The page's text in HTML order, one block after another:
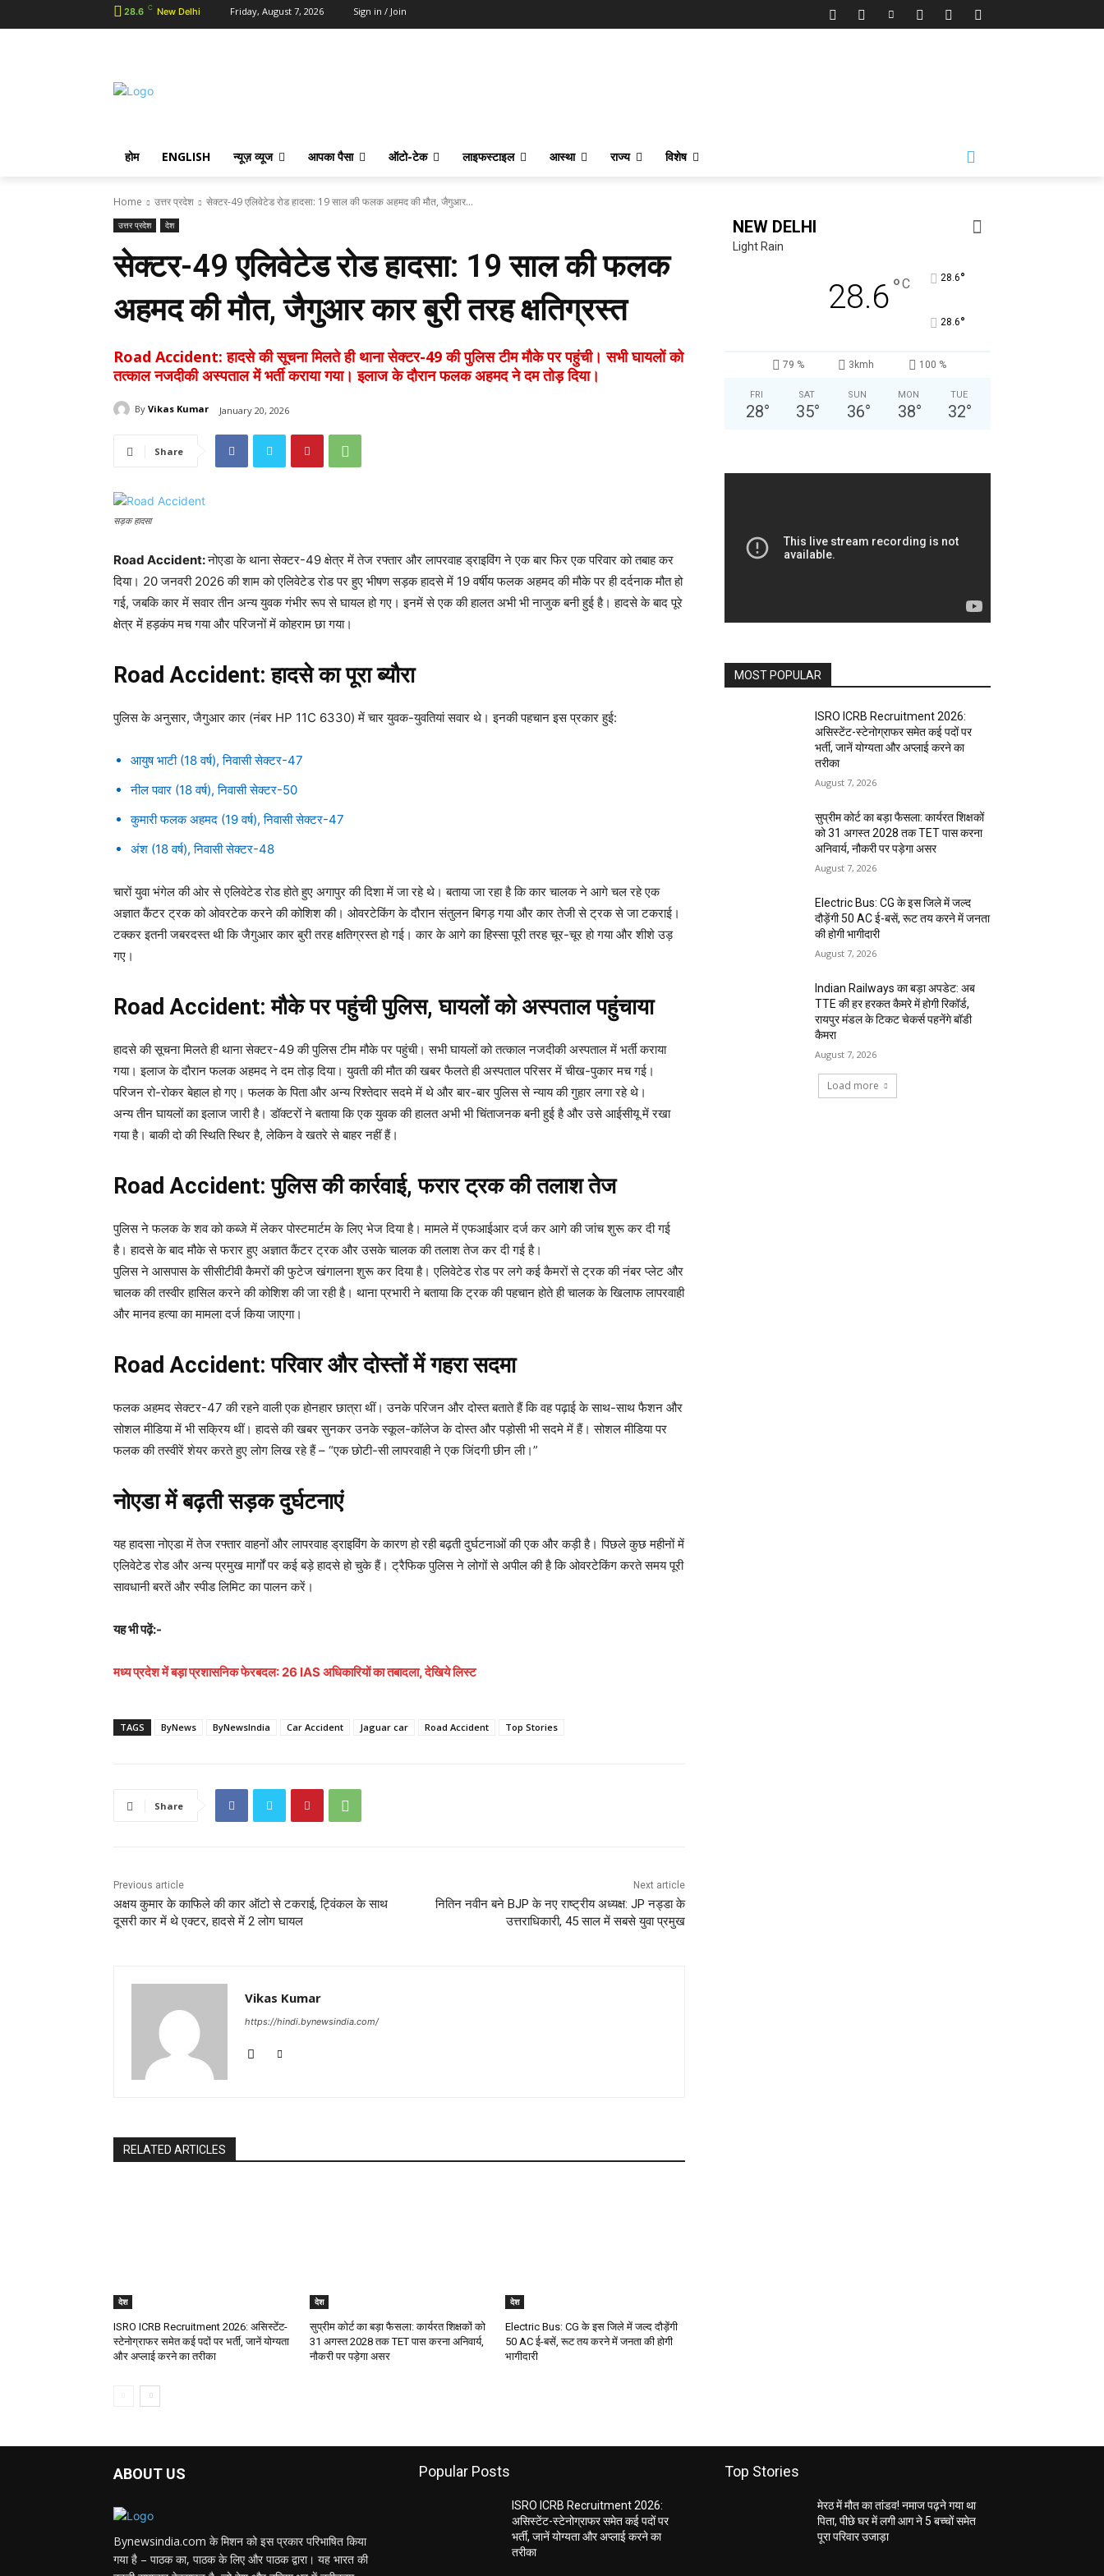
28.6 C New Delhi Friday, August 7, 2026 Sign in / Join
होम ENGLISH न्यूज़ व्यूज आपका पैसा ऑटो-टेक लाइफस्टाइल आस्था राज्य विशेष
Home उत्तर प्रदेश सेक्टर-49 एलिवेटेड रोड हादसा: 19 साल की फलक अहमद की मौत, जैगुआर...
उत्तर प्रदेश देश
सेक्टर-49 एलिवेटेड रोड हादसा: 19 साल की फलक
अहमद की मौत, जैगुआर कार बुरी तरह क्षतिग्रस्त
Road Accident: हादसे की सूचना मिलते ही थाना सेक्टर-49 की पुलिस टीम मौके पर पहुंची। सभी घायलों को
तत्काल नजदीकी अस्पताल में भर्ती कराया गया। इलाज के दौरान फलक अहमद ने दम तोड़ दिया।
By Vikas Kumar January 20, 2026
Share
सड़क हादसा
Road Accident:नोएडा के थाना सेक्टर-49 क्षेत्र में तेज रफ्तार और लापरवाह ड्राइविंग ने एक बार फिर एक परिवार को तबाह कर
दिया। 20 जनवरी 2026 की शाम को एलिवेटेड रोड पर हुए भीषण सड़क हादसे में 19 वर्षीय फलक अहमद की मौके पर ही दर्दनाक मौत हो
गई, जबकि कार में सवार तीन अन्य युवक गंभीर रूप से घायल हो गए। इनमें से एक की हालत अभी भी नाजुक बनी हुई है। हादसे के बाद पूरे
क्षेत्र में हड़कंप मच गया और परिजनों में कोहराम छा गया।
Road Accident: हादसे का पूरा ब्यौरा
पुलिस के अनुसार, जैगुआर कार (नंबर HP 11C 6330) में चार युवक-युवतियां सवार थे। इनकी पहचान इस प्रकार हुई:
आयुष भाटी (18 वर्ष), निवासी सेक्टर-47
नील पवार (18 वर्ष), निवासी सेक्टर-50
कुमारी फलक अहमद (19 वर्ष), निवासी सेक्टर-47
अंश (18 वर्ष), निवासी सेक्टर-48
चारों युवा भंगेल की ओर से एलिवेटेड रोड होते हुए अगापुर की दिशा में जा रहे थे। बताया जा रहा है कि कार चालक ने आगे चल रहे एक
अज्ञात कैंटर ट्रक को ओवरटेक करने की कोशिश की। ओवरटेकिंग के दौरान संतुलन बिगड़ गया और कार तेजी से ट्रक से जा टकराई।
टक्कर इतनी जबरदस्त थी कि जैगुआर कार बुरी तरह क्षतिग्रस्त हो गई। कार के आगे का हिस्सा पूरी तरह चूर-चूर हो गया और शीशे उड़
गए।
Road Accident: मौके पर पहुंची पुलिस, घायलों को अस्पताल पहुंचाया
हादसे की सूचना मिलते ही थाना सेक्टर-49 की पुलिस टीम मौके पर पहुंची। सभी घायलों को तत्काल नजदीकी अस्पताल में भर्ती कराया
गया। इलाज के दौरान फलक अहमद ने दम तोड़ दिया। युवती की मौत की खबर फैलते ही अस्पताल परिसर में चीख-पुकार मच गई।
परिजन रो-रोकर बेहाल हो गए। फलक के पिता और अन्य रिश्तेदार सदमे में थे और बार-बार पुलिस से न्याय की गुहार लगा रहे थे।
अन्य तीन घायलों का इलाज जारी है। डॉक्टरों ने बताया कि एक युवक की हालत अभी भी चिंताजनक बनी हुई है और उसे आईसीयू में रखा
गया है। बाकी दो की स्थिति स्थिर है, लेकिन वे खतरे से बाहर नहीं हैं।
Road Accident: पुलिस की कार्रवाई, फरार ट्रक की तलाश तेज
पुलिस ने फलक के शव को कब्जे में लेकर पोस्टमार्टम के लिए भेज दिया है। मामले में एफआईआर दर्ज कर आगे की जांच शुरू कर दी गई
है। हादसे के बाद मौके से फरार हुए अज्ञात कैंटर ट्रक और उसके चालक की तलाश तेज कर दी गई है।
पुलिस ने आसपास के सीसीटीवी कैमरों की फुटेज खंगालना शुरू कर दिया है। एलिवेटेड रोड पर लगे कई कैमरों से ट्रक की नंबर प्लेट और
चालक की तस्वीर हासिल करने की कोशिश की जा रही है। थाना प्रभारी ने बताया कि ट्रक की पहचान होते ही चालक के खिलाफ लापरवाही
और मानव हत्या का मामला दर्ज किया जाएगा।
Road Accident: परिवार और दोस्तों में गहरा सदमा
फलक अहमद सेक्टर-47 की रहने वाली एक होनहार छात्रा थीं। उनके परिजन और दोस्त बताते हैं कि वह पढ़ाई के साथ-साथ फैशन और
सोशल मीडिया में भी सक्रिय थीं। हादसे की खबर सुनकर उनके स्कूल-कॉलेज के दोस्त और पड़ोसी भी सदमे में हैं। सोशल मीडिया पर
फलक की तस्वीरें शेयर करते हुए लोग लिख रहे हैं – “एक छोटी-सी लापरवाही ने एक जिंदगी छीन ली।”
नोएडा में बढ़ती सड़क दुर्घटनाएं
यह हादसा नोएडा में तेज रफ्तार वाहनों और लापरवाह ड्राइविंग के कारण हो रही बढ़ती दुर्घटनाओं की एक और कड़ी है। पिछले कुछ महीनों में
एलिवेटेड रोड और अन्य प्रमुख मार्गों पर कई बड़े हादसे हो चुके हैं। ट्रैफिक पुलिस ने लोगों से अपील की है कि ओवरटेकिंग करते समय पूरी
सावधानी बरतें और स्पीड लिमिट का पालन करें।
यह भी पढ़ें:-
मध्य प्रदेश में बड़ा प्रशासनिक फेरबदल: 26 IAS अधिकारियों का तबादला, देखिये लिस्ट
TAGS ByNews ByNewsIndia Car Accident Jaguar car Road Accident Top Stories
Share
Previous article
अक्षय कुमार के काफिले की कार ऑटो से टकराई, ट्विंकल के साथ
दूसरी कार में थे एक्टर, हादसे में 2 लोग घायल
Next article
नितिन नवीन बने BJP के नए राष्ट्रीय अध्यक्ष: JP नड्डा के
उत्तराधिकारी, 45 साल में सबसे युवा प्रमुख
Vikas Kumar
https://hindi.bynewsindia.com/
RELATED ARTICLES
देश
ISRO ICRB Recruitment 2026: असिस्टेंट-
स्टेनोग्राफर समेत कई पदों पर भर्ती, जानें योग्यता
और अप्लाई करने का तरीका
देश
सुप्रीम कोर्ट का बड़ा फैसला: कार्यरत शिक्षकों को
31 अगस्त 2028 तक TET पास करना अनिवार्य,
नौकरी पर पड़ेगा असर
देश
Electric Bus: CG के इस जिले में जल्द दौड़ेंगी
50 AC ई-बसें, रूट तय करने में जनता की होगी
भागीदारी
NEW DELHI
Light Rain
28.6°C 28.6°
28.6°
79 % 3kmh 100 %
FRI
28°
SAT
35°
SUN
36°
MON
38°
TUE
32°
MOST POPULAR
ISRO ICRB Recruitment 2026:
असिस्टेंट-स्टेनोग्राफर समेत कई पदों पर
भर्ती, जानें योग्यता और अप्लाई करने का
तरीका
August 7, 2026
सुप्रीम कोर्ट का बड़ा फैसला: कार्यरत शिक्षकों
को 31 अगस्त 2028 तक TET पास करना
अनिवार्य, नौकरी पर पड़ेगा असर
August 7, 2026
Electric Bus: CG के इस जिले में जल्द
दौड़ेंगी 50 AC ई-बसें, रूट तय करने में जनता
की होगी भागीदारी
August 7, 2026
Indian Railways का बड़ा अपडेट: अब
TTE की हर हरकत कैमरे में होगी रिकॉर्ड,
रायपुर मंडल के टिकट चेकर्स पहनेंगे बॉडी
कैमरा
August 7, 2026
Load more
ABOUT US
Bynewsindia.com के मिशन को इस प्रकार परिभाषित किया
गया है – पाठक का, पाठक के लिए और पाठक द्वारा। यह भारत की
Popular Posts
ISRO ICRB Recruitment 2026:
असिस्टेंट-स्टेनोग्राफर समेत कई पदों पर
भर्ती, जानें योग्यता और अप्लाई करने का
तरीका
Top Stories
मेरठ में मौत का तांडव! नमाज पढ़ने गया था
पिता, पीछे घर में लगी आग ने 5 बच्चों समेत
पूरा परिवार उजाड़ा